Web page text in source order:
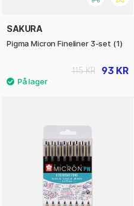
SAKURA
Pigma Micron Fineliner 3-set (1)
93 KR
115 KR